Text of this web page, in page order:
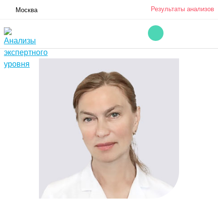
Москва Результаты анализов